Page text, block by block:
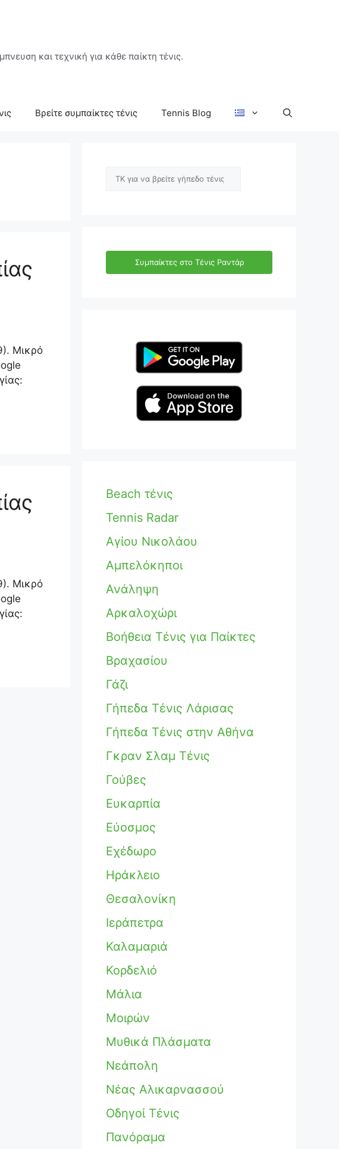
και τεχνική για κάθε παίκτη τένις.
Βρείτε συμπαίκτες τένις Tennis Blog
Μικρό
Μικρό
Αναζήτηση
Συμπαίκτες στο Τένις Ραντάρ
Beach τένις
Tennis Radar
Αγίου Νικολάου
Αμπελόκηποι
Ανάληψη
Αρκαλοχώρι
Βοήθεια Τένις για Παίκτες
Βραχασίου
Γάζι
Γήπεδα Τένις Λάρισας
Γήπεδα Τένις στην Αθήνα
Γκραν Σλαμ Τένις
Γούβες
Ευκαρπία
Εύοσμος
Εχέδωρο
Ηράκλειο
Θεσαλονίκη
Ιεράπετρα
Καλαμαριά
Κορδελιό
Μάλια
Μοιρών
Μυθικά Πλάσματα
Νεάπολη
Νέας Αλικαρνασσού
Οδηγοί Τένις
Πανόραμα